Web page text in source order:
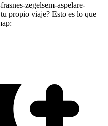
zegelsem-aspelare-
propio viaje? Esto es lo que